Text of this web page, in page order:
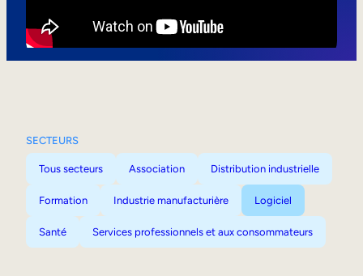
SECTEURS
Tous secteurs Association Distribution industrielle
Formation Industrie manufacturière Logiciel
Santé Services professionnels et aux consommateurs